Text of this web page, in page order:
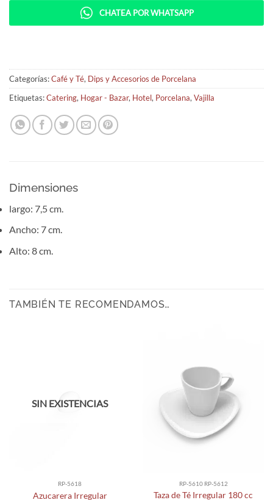
CHATEA POR WHATSAPP
Categorías:Café y Té, Dips y Accesorios de Porcelana
Etiquetas:Catering, Hogar - Bazar, Hotel, Porcelana, Vajilla
Dimensiones
largo: 7,5 cm.
Ancho: 7 cm.
Alto: 8 cm.
TAMBIÉN TE RECOMENDAMOS…
SIN EXISTENCIAS
RP-5618
Azucarera Irregular
RP-5610 RP-5612
Taza de Té Irregular 180 cc